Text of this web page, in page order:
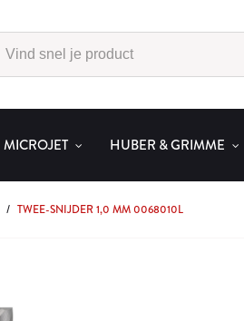
MICROJET HUBER & GRIMME
/ TWEE-SNIJDER 1,0 MM 0068010L